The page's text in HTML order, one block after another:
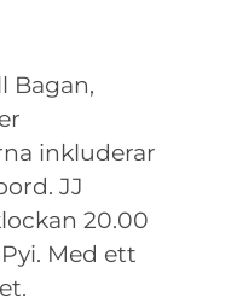
Bagan,
inkluderar
JJ
20.00
Med ett